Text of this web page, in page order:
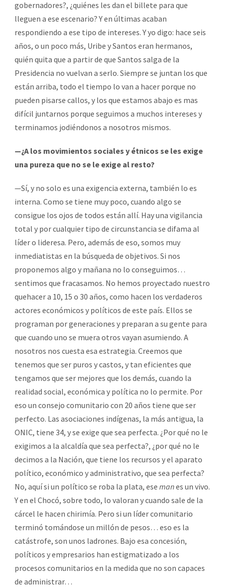
gobernadores?, ¿quiénes les dan el billete para que
lleguen a ese escenario? Y en últimas acaban
respondiendo a ese tipo de intereses. Y yo digo: hace seis
años, o un poco más, Uribe y Santos eran hermanos,
quién quita que a partir de que Santos salga de la
Presidencia no vuelvan a serlo. Siempre se juntan los que
están arriba, todo el tiempo lo van a hacer porque no
pueden pisarse callos, y los que estamos abajo es mas
difícil juntarnos porque seguimos a muchos intereses y
terminamos jodiéndonos a nosotros mismos.
—¿A los movimientos sociales y étnicos se les exige
una pureza que no se le exige al resto?
—Sí, y no solo es una exigencia externa, también lo es
interna. Como se tiene muy poco, cuando algo se
consigue los ojos de todos están allí. Hay una vigilancia
total y por cualquier tipo de circunstancia se difama al
líder o lideresa. Pero, además de eso, somos muy
inmediatistas en la búsqueda de objetivos. Si nos
proponemos algo y mañana no lo conseguimos…
sentimos que fracasamos. No hemos proyectado nuestro
quehacer a 10, 15 o 30 años, como hacen los verdaderos
actores económicos y políticos de este país. Ellos se
programan por generaciones y preparan a su gente para
que cuando uno se muera otros vayan asumiendo. A
nosotros nos cuesta esa estrategia. Creemos que
tenemos que ser puros y castos, y tan eficientes que
tengamos que ser mejores que los demás, cuando la
realidad social, económica y política no lo permite. Por
eso un consejo comunitario con 20 años tiene que ser
perfecto. Las asociaciones indígenas, la más antigua, la
ONIC, tiene 34, y se exige que sea perfecta. ¿Por qué no le
exigimos a la alcaldía que sea perfecta?, ¿por qué no le
decimos a la Nación, que tiene los recursos y el aparato
político, económico y administrativo, que sea perfecta?
No, aquí si un político se roba la plata, ese manes un vivo.
Y en el Chocó, sobre todo, lo valoran y cuando sale de la
cárcel le hacen chirimía. Pero si un líder comunitario
terminó tomándose un millón de pesos… eso es la
catástrofe, son unos ladrones. Bajo esa concesión,
políticos y empresarios han estigmatizado a los
procesos comunitarios en la medida que no son capaces
de administrar…